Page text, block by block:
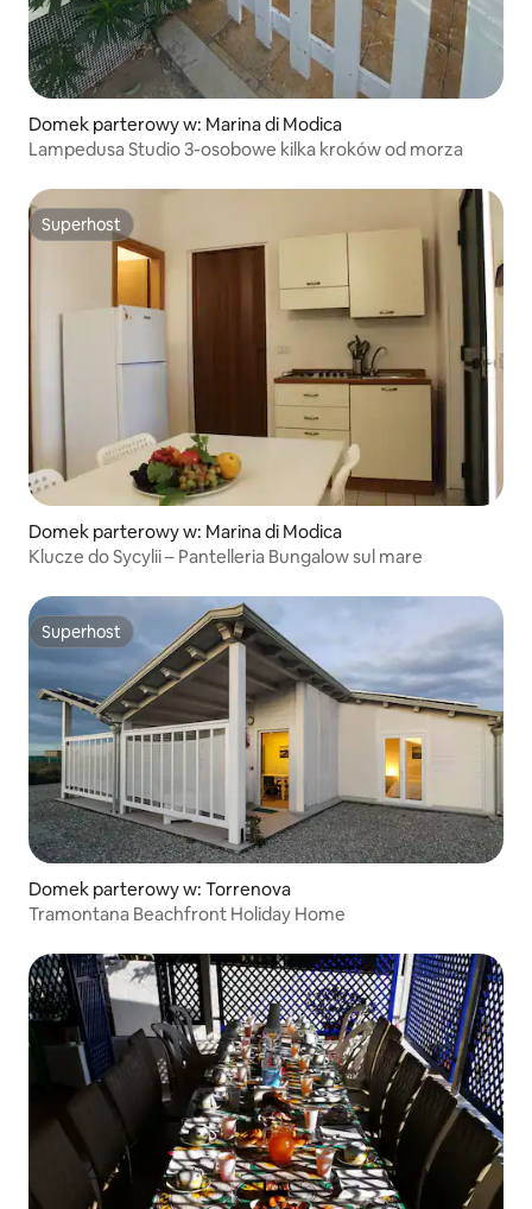
Domek parterowy w: Marina di Modica
Lampedusa Studio 3-osobowe kilka kroków od morza
Superhost
Superhost
Domek parterowy w: Marina di Modica
Klucze do Sycylii – Pantelleria Bungalow sul mare
Superhost
Superhost
Domek parterowy w: Torrenova
Tramontana Beachfront Holiday Home